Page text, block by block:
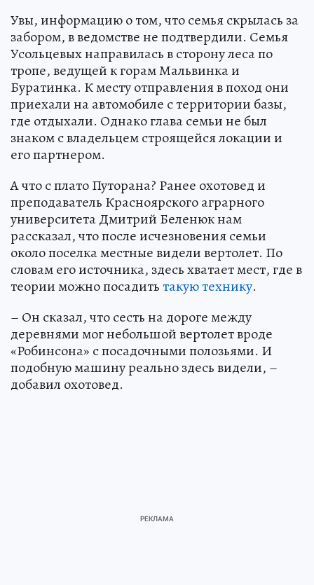
Увы, информацию о том, что семья скрылась за
забором, в ведомстве не подтвердили. Семья
Усольцевых направилась в сторону леса по
тропе, ведущей к горам Мальвинка и
Буратинка. К месту отправления в поход они
приехали на автомобиле с территории базы,
где отдыхали. Однако глава семьи не был
знаком с владельцем строящейся локации и
его партнером.
А что с плато Путорана? Ранее охотовед и
преподаватель Красноярского аграрного
университета Дмитрий Беленюк нам
рассказал, что после исчезновения семьи
около поселка местные видели вертолет. По
словам его источника, здесь хватает мест, где в
теории можно посадитьтакую технику.
– Он сказал, что сесть на дороге между
деревнями мог небольшой вертолет вроде
«Робинсона» с посадочными полозьями. И
подобную машину реально здесь видели, –
добавил охотовед.